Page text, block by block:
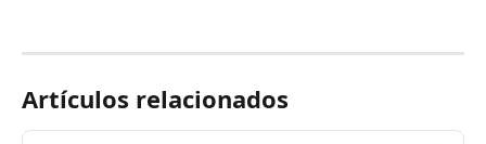
Artículos relacionados